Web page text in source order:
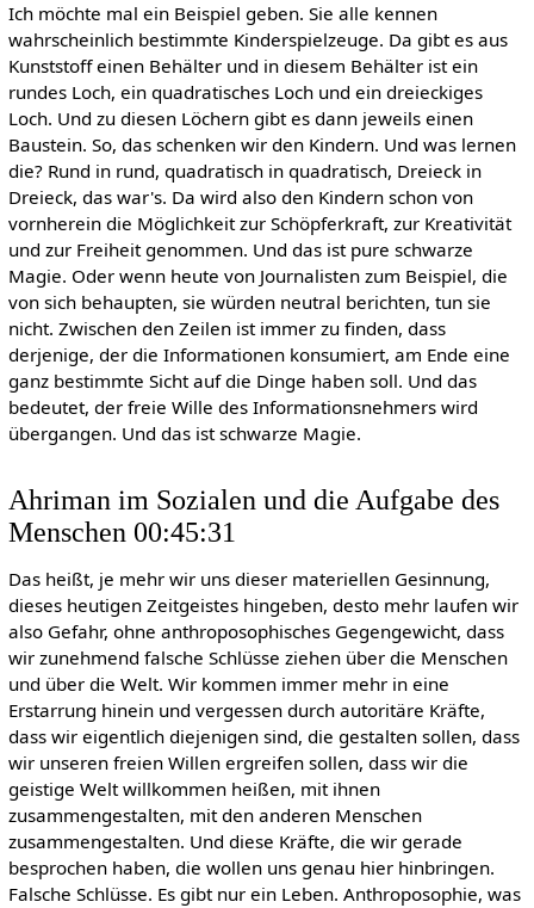
Ich möchte mal ein Beispiel geben. Sie alle kennen
wahrscheinlich bestimmte Kinderspielzeuge. Da gibt es aus
Kunststoff einen Behälter und in diesem Behälter ist ein
rundes Loch, ein quadratisches Loch und ein dreieckiges
Loch. Und zu diesen Löchern gibt es dann jeweils einen
Baustein. So, das schenken wir den Kindern. Und was lernen
die? Rund in rund, quadratisch in quadratisch, Dreieck in
Dreieck, das war's. Da wird also den Kindern schon von
vornherein die Möglichkeit zur Schöpferkraft, zur Kreativität
und zur Freiheit genommen. Und das ist pure schwarze
Magie. Oder wenn heute von Journalisten zum Beispiel, die
von sich behaupten, sie würden neutral berichten, tun sie
nicht. Zwischen den Zeilen ist immer zu finden, dass
derjenige, der die Informationen konsumiert, am Ende eine
ganz bestimmte Sicht auf die Dinge haben soll. Und das
bedeutet, der freie Wille des Informationsnehmers wird
übergangen. Und das ist schwarze Magie.
Ahriman im Sozialen und die Aufgabe des
Menschen 00:45:31
Das heißt, je mehr wir uns dieser materiellen Gesinnung,
dieses heutigen Zeitgeistes hingeben, desto mehr laufen wir
also Gefahr, ohne anthroposophisches Gegengewicht, dass
wir zunehmend falsche Schlüsse ziehen über die Menschen
und über die Welt. Wir kommen immer mehr in eine
Erstarrung hinein und vergessen durch autoritäre Kräfte,
dass wir eigentlich diejenigen sind, die gestalten sollen, dass
wir unseren freien Willen ergreifen sollen, dass wir die
geistige Welt willkommen heißen, mit ihnen
zusammengestalten, mit den anderen Menschen
zusammengestalten. Und diese Kräfte, die wir gerade
besprochen haben, die wollen uns genau hier hinbringen.
Falsche Schlüsse. Es gibt nur ein Leben. Anthroposophie, was